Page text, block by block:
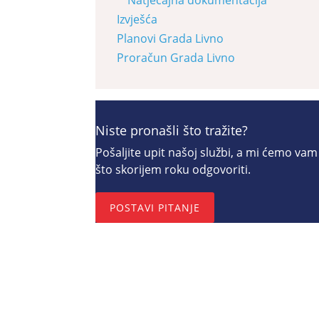
Izvješća
Planovi Grada Livno
Proračun Grada Livno
Niste pronašli što tražite?
Pošaljite upit našoj službi, a mi ćemo
što skorijem roku odgovoriti.
POSTAVI PITANJE